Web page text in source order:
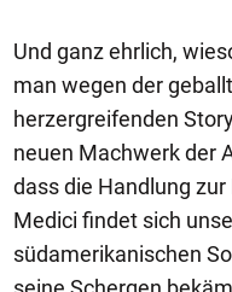
Und ganz ehrlich,
man wegen der
herzergreifenden
neuen Machwerk der
dass die Handlung
Medici findet sich
südamerikanischen